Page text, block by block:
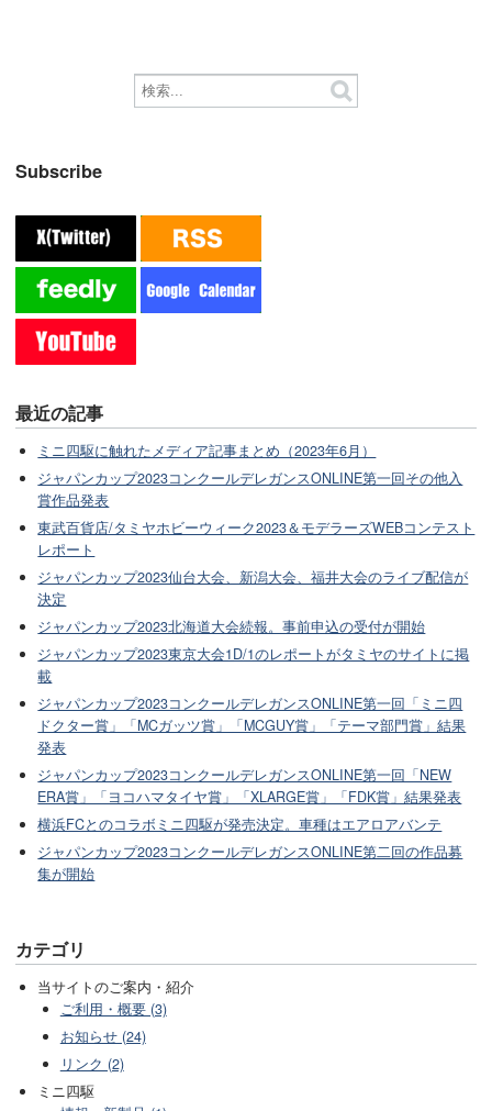
Subscribe
最近の記事
ミニ四駆に触れたメディア記事まとめ（2023年6月）
ジャパンカップ2023コンクールデレガンスONLINE第一回その他入
賞作品発表
東武百貨店/タミヤホビーウィーク2023＆モデラーズWEBコンテスト
レポート
ジャパンカップ2023仙台大会、新潟大会、福井大会のライブ配信が
決定
ジャパンカップ2023北海道大会続報。事前申込の受付が開始
ジャパンカップ2023東京大会1D/1のレポートがタミヤのサイトに掲
載
ジャパンカップ2023コンクールデレガンスONLINE第一回「ミニ四
ドクター賞」「MCガッツ賞」「MCGUY賞」「テーマ部門賞」結果
発表
ジャパンカップ2023コンクールデレガンスONLINE第一回「NEW
ERA賞」「ヨコハマタイヤ賞」「XLARGE賞」「FDK賞」結果発表
横浜FCとのコラボミニ四駆が発売決定。車種はエアロアバンテ
ジャパンカップ2023コンクールデレガンスONLINE第二回の作品募
集が開始
カテゴリ
当サイトのご案内・紹介
ご利用・概要 (3)
お知らせ (24)
リンク (2)
ミニ四駆